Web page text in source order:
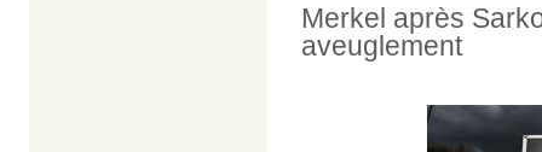
Merkel après
aveuglement